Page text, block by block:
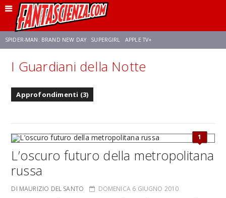
SPIDER-MAN: BRAND NEW DAY SUPERGIRL APPLE TV+
FRANCO RICCIARDIELLO ZENDAYA AVENGERS: DOOMSDAY
I Guardiani della Notte
Approfondimenti (3)
1
L’oscuro futuro della metropolitana
russa
DI MAURIZIO DEL SANTO DOMENICA 6 GIUGNO 2010